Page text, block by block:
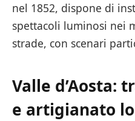
nel 1852, dispone di
spettacoli luminosi nei
strade, con scenari
Valle d’Aosta:
e artigianato